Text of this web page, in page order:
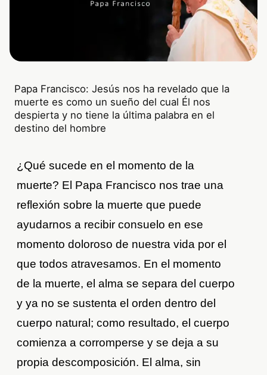
Papa Francisco: Jesús nos ha revelado que la
muerte es como un sueño del cual Él nos
despierta y no tiene la última palabra en el
destino del hombre
¿Qué sucede en el momento de la
muerte? El Papa Francisco nos trae una
reflexión sobre la muerte que puede
ayudarnos a recibir consuelo en ese
momento doloroso de nuestra vida por el
que todos atravesamos. En el momento
de la muerte, el alma se separa del cuerpo
y ya no se sustenta el orden dentro del
cuerpo natural; como resultado, el cuerpo
comienza a corromperse y se deja a su
propia descomposición. El alma, sin